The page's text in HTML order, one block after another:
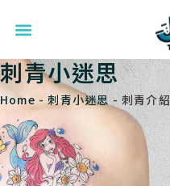
刺青小迷思
Home -刺青小迷思 -刺青介紹